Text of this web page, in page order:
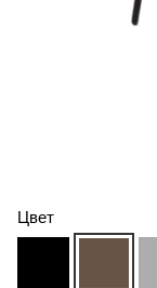
Цвет